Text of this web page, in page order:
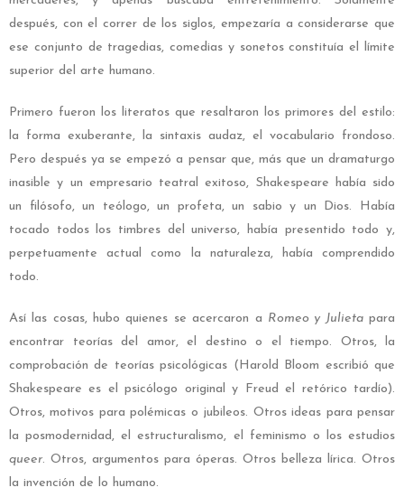
después, con el correr de los siglos, empezaría a considerarse que
ese conjunto de tragedias, comedias y sonetos constituía el límite
superior del arte humano.
Primero fueron los literatos que resaltaron los primores del estilo:
la forma exuberante, la sintaxis audaz, el vocabulario frondoso.
Pero después ya se empezó a pensar que, más que un dramaturgo
inasible y un empresario teatral exitoso, Shakespeare había sido
un filósofo, un teólogo, un profeta, un sabio y un Dios. Había
tocado todos los timbres del universo, había presentido todo y,
perpetuamente actual como la naturaleza, había comprendido
todo.
Así las cosas, hubo quienes se acercaron a Romeo y Julietapara
encontrar teorías del amor, el destino o el tiempo. Otros, la
comprobación de teorías psicológicas (Harold Bloom escribió que
Shakespeare es el psicólogo original y Freud el retórico tardío).
Otros, motivos para polémicas o jubileos. Otros ideas para pensar
la posmodernidad, el estructuralismo, el feminismo o los estudios
queer. Otros, argumentos para óperas. Otros belleza lírica. Otros
la invención de lo humano.